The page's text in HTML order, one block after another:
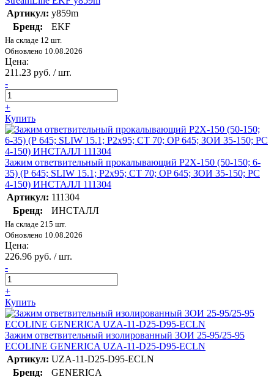
Артикул: y859m
Бренд:
EKF
На складе 12 шт.
Обновлено 10.08.2026
Цена:
211.23 руб. / шт.
-
+
Купить
Зажим ответвительный прокалывающий P2X-150 (50-150; 6-
35) (Р 645; SLIW 15.1; P2х95; СТ 70; OP 645; ЗОИ 35-150; PC
4-150) ИНСТАЛЛ 111304
Артикул: 111304
Бренд:
ИНСТАЛЛ
На складе 215 шт.
Обновлено 10.08.2026
Цена:
226.96 руб. / шт.
-
+
Купить
Зажим ответвительный изолированный ЗОИ 25-95/25-95
ECOLINE GENERICA UZA-11-D25-D95-ECLN
Артикул: UZA-11-D25-D95-ECLN
Бренд:
GENERICA